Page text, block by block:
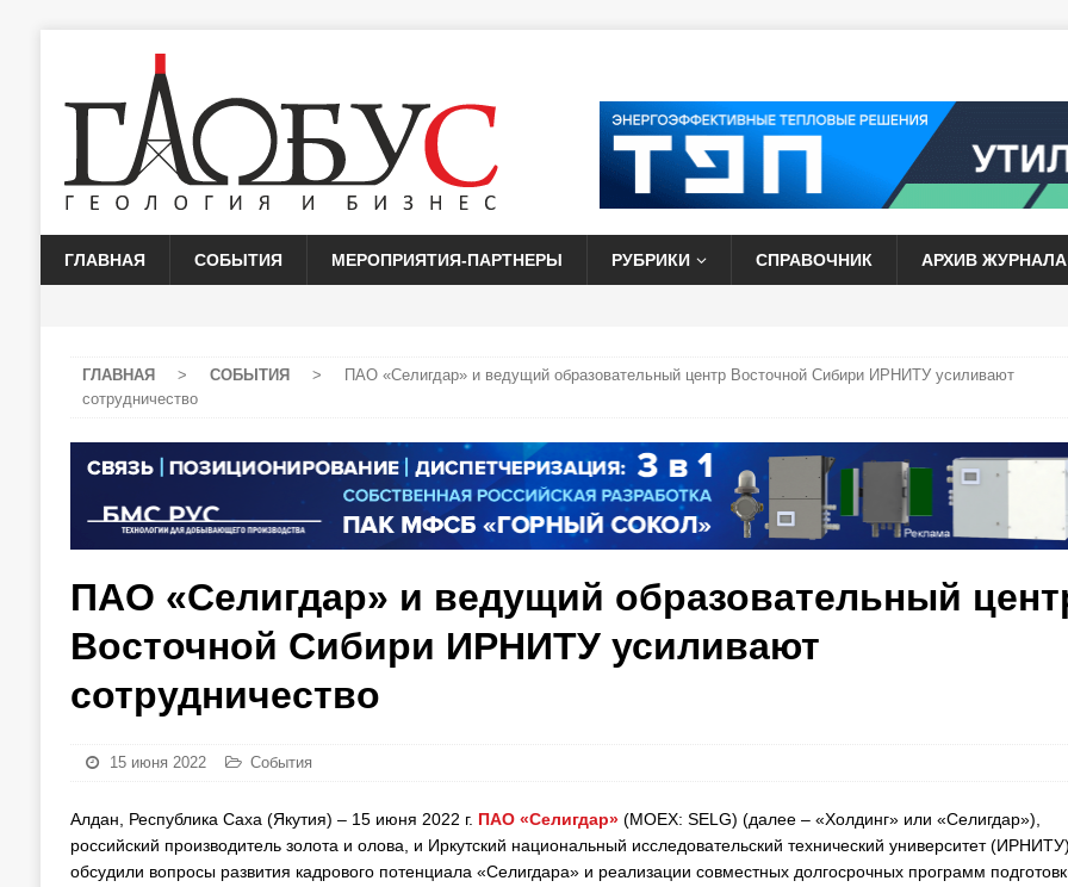
ГЛАВНАЯ СОБЫТИЯ МЕРОПРИЯТИЯ-ПАРТНЕРЫ РУБРИКИ СПРАВОЧНИК АРХИВ ЖУРНАЛА
ГЛАВНАЯ > СОБЫТИЯ >
ПАО «Селигдар» и ведущий образовательный центр Восточной Сибири ИРНИТУ усиливают
сотрудничество
ПАО «Селигдар» и ведущий образовательный
Восточной Сибири ИРНИТУ усиливают
сотрудничество
15 июня 2022 События
Алдан, Республика Саха (Якутия) – 15 июня 2022 г. ПАО «Селигдар»(MOEX: SELG) (далее – «Холдинг» или «Селигдар»),
российский производитель золота и олова, и Иркутский национальный исследовательский технический университет
обсудили вопросы развития кадрового потенциала «Селигдара» и реализации совместных долгосрочных программ